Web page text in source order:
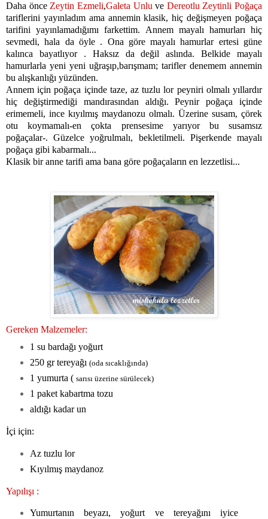
Daha önce Zeytin Ezmeli,Galeta Unlu ve Dereotlu Zeytinli Poğaça
tariflerini yayınladım ama annemin klasik, hiç değişmeyen poğaça
tarifini yayınlamadığımı farkettim. Annem mayalı hamurları hiç
sevmedi, hala da öyle . Ona göre mayalı hamurlar ertesi güne
kalınca bayatlıyor . Haksız da değil aslında. Belkide mayalı
hamurlarla yeni yeni uğraşıp,barışmam; tarifler denemem annemin
bu alışkanlığı yüzünden.
Annem için poğaça içinde taze, az tuzlu lor peyniri olmalı yıllardır
hiç değiştirmediği mandırasından aldığı. Peynir poğaça içinde
erimemeli, ince kıyılmış maydanozu olmalı. Üzerine susam, çörek
otu koymamalı-en çokta prensesime yarıyor bu susamsız
poğaçalar-. Güzelce yoğrulmalı, bekletilmeli. Pişerkende mayalı
poğaça gibi kabarmalı...
Klasik bir anne tarifi ama bana göre poğaçaların en lezzetlisi...
Gereken Malzemeler:
1 su bardağı yoğurt
250 gr tereyağı (oda sıcaklığında)
1 yumurta ( sarısı üzerine sürülecek)
1 paket kabartma tozu
aldığı kadar un
İçi için:
Az tuzlu lor
Kıyılmış maydanoz
Yapılışı :
Yumurtanın beyazı, yoğurt ve tereyağını iyice